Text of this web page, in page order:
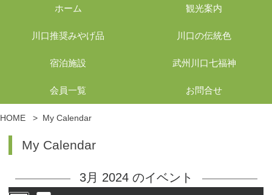
ホーム 観光案内
川口推奨みやげ品 川口の伝統色
宿泊施設 武州川口七福神
会員一覧 お問合せ
HOME > My Calendar
My Calendar
3月 2024 のイベント